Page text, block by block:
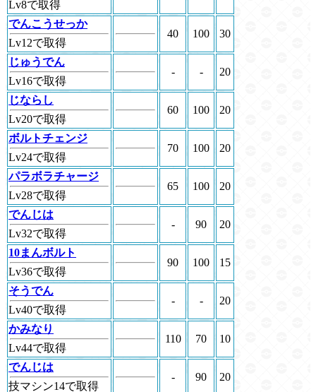
Lv8で取得
でんこうせっか
Lv12で取得
40 100 30
じゅうでん
Lv16で取得
- - 20
じならし
Lv20で取得
60 100 20
ボルトチェンジ
Lv24で取得
70 100 20
パラボラチャージ
Lv28で取得
65 100 20
でんじは
Lv32で取得
- 90 20
10まんボルト
Lv36で取得
90 100 15
そうでん
Lv40で取得
- - 20
かみなり
Lv44で取得
110 70 10
でんじは
技マシン14で取得
- 90 20